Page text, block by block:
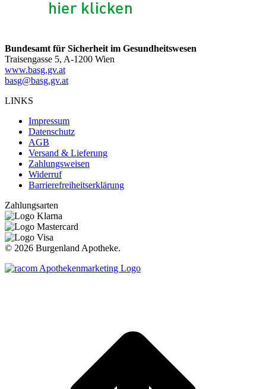
Bundesamt für Sicherheit im Gesundheitswesen
Traisengasse 5, A-1200 Wien
www.basg.gv.at
basg@basg.gv.at
LINKS
Impressum
Datenschutz
AGB
Versand & Lieferung
Zahlungsweisen
Widerruf
Barrierefreiheitserklärung
Zahlungsarten
© 2026 Burgenland Apotheke.